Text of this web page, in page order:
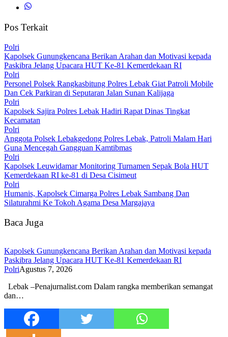
Pos Terkait
Polri
‎Kapolsek Gunungkencana Berikan Arahan dan Motivasi kepada
Paskibra Jelang Upacara HUT Ke-81 Kemerdekaan RI
Polri
Personel Polsek Rangkasbitung Polres Lebak Giat Patroli Mobile
Dan Cek Parkiran di Seputaran Jalan Sunan Kalijaga
Polri
Kapolsek Sajira Polres Lebak Hadiri Rapat Dinas Tingkat
Kecamatan
Polri
Anggota Polsek Lebakgedong Polres Lebak, Patroli Malam Hari
Guna Mencegah Gangguan Kamtibmas
Polri
Kapolsek Leuwidamar Monitoring Turnamen Sepak Bola HUT
Kemerdekaan RI ke-81 di Desa Cisimeut
Polri
Humanis, Kapolsek Cimarga Polres Lebak Sambang Dan
Silaturahmi Ke Tokoh Agama Desa Margajaya
Baca Juga
‎Kapolsek Gunungkencana Berikan Arahan dan Motivasi kepada
Paskibra Jelang Upacara HUT Ke-81 Kemerdekaan RI
PolriAgustus 7, 2026
‎Lebak –Penajurnalist.com Dalam rangka memberikan semangat
dan…